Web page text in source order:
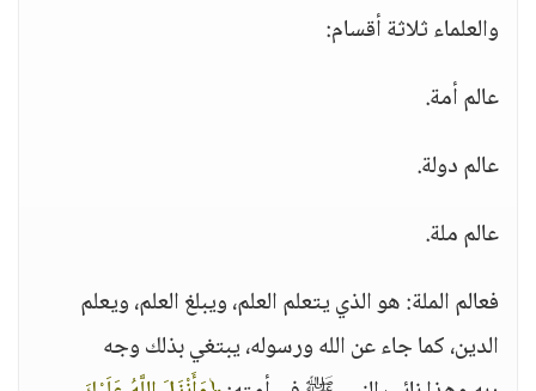
والعلماء ثلاثة أقسام:
عالم أمة.
عالم دولة.
عالم ملة.
فعالم الملة: هو الذي يتعلم العلم، ويبلغ العلم، ويعلم
الدين، كما جاء عن الله ورسوله، يبتغي بذلك وجه